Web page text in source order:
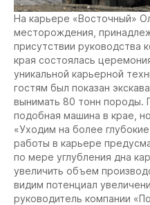
На карьере «Восточный»
месторождения,
присутствии руководства
края состоялась
уникальной карьерной
гостям был показан
вынимать 80 тонн породы.
подобная машина в крае,
«Уходим на более
работы в карьере
по мере углубления дна
увеличить объем
видим потенциал
руководитель компании